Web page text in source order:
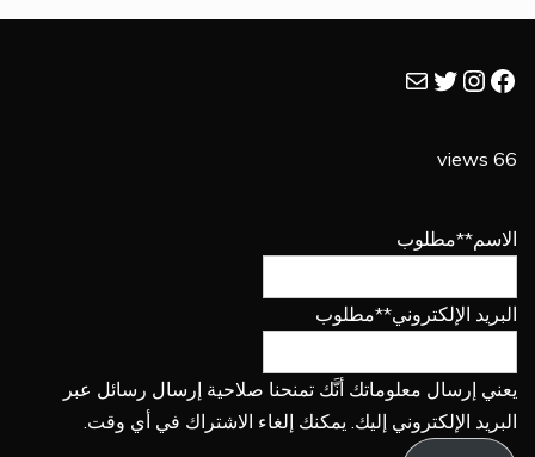
فيسبوك
إنستجرام
تويتر
بريد
66 views
الاسم**مطلوب
البريد الإلكتروني**مطلوب
يعني إرسال معلوماتك أنَّك تمنحنا صلاحية إرسال رسائل عبر
البريد الإلكتروني إليك. يمكنك إلغاء الاشتراك في أي وقت.